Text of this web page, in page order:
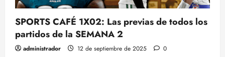
SPORTS CAFÉ 1X02: Las previas de todos los
partidos de la SEMANA 2
administrador 12 de septiembre de 2025 0